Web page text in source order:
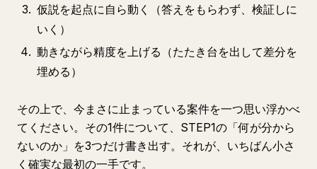
仮説を起点に自ら動く（答えをもらわず、検証しに
いく）
動きながら精度を上げる（たたき台を出して差分を
埋める）
その上で、今まさに止まっている案件を一つ思い浮かべ
てください。その1件について、STEP1の「何が分から
ないのか」を3つだけ書き出す。それが、いちばん小さ
く確実な最初の一手です。